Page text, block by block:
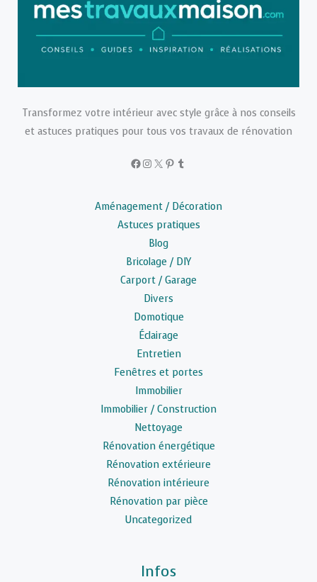
Transformez votre intérieur avec style grâce à nos conseils
et astuces pratiques pour tous vos travaux de rénovation
Facebook
Instagram
X Pinterest
Tumblr
Aménagement / Décoration
Astuces pratiques
Blog
Bricolage / DIY
Carport / Garage
Divers
Domotique
Éclairage
Entretien
Fenêtres et portes
Immobilier
Immobilier / Construction
Nettoyage
Rénovation énergétique
Rénovation extérieure
Rénovation intérieure
Rénovation par pièce
Uncategorized
Infos